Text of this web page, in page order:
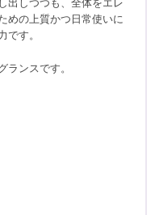
出しつつも、全体をエレ
めの上質かつ日常使いに
です。
ランスです。